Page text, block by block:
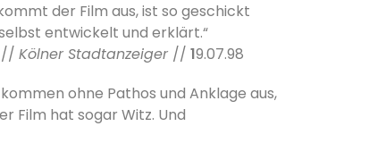
der Film aus, ist so geschickt
entwickelt und erklärt.“
// Kölner Stadtanzeiger // 19.07.98
ohne Pathos und Anklage aus,
Film hat sogar Witz. Und